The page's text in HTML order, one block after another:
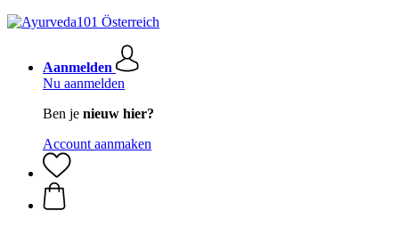
Aanmelden
Nu aanmelden
Ben je nieuw hier?
Account aanmaken